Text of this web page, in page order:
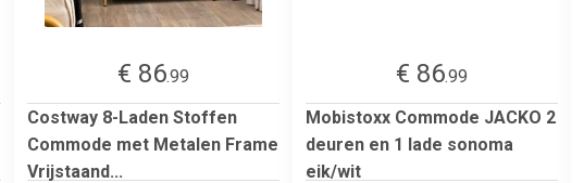
€ 86.99
Costway 8-Laden Stoffen
Commode met Metalen Frame
Vrijstaand...
€ 86.99
Mobistoxx Commode JACKO 2
deuren en 1 lade sonoma
eik/wit